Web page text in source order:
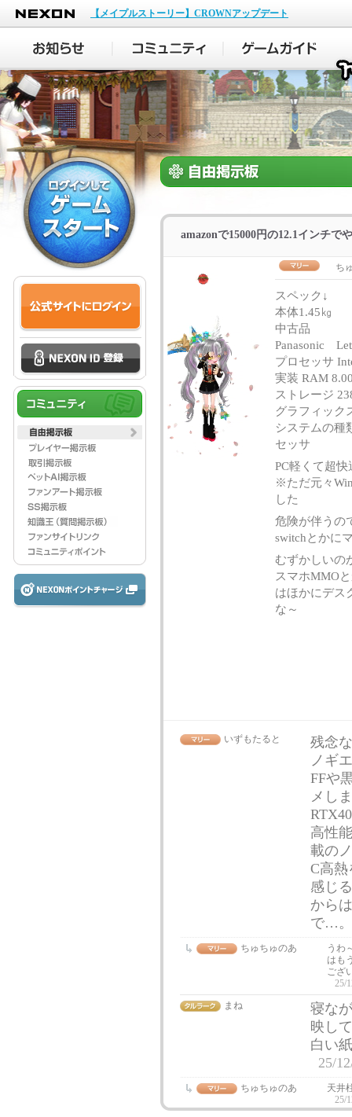
NEXON
【メイプルストーリー】CROWNアップデート
amazonで15000円の12.1インチで
ち
スペック↓
本体1.45㎏
中古品
Panasonic
プロセッサ
実装 RAM
ストレージ
グラフィック
システムの種
セッサ
PC軽くて超快
※ただ元々
した
危険が伴うの
switchとかに
むずかしいの
スマホMMO
はほかにデス
な～
いずもたると
残念
ノギ
FFや
メし
高性
載の
C高
感じ
から
で…
ちゅちゅのあ
うわ
はも
ござ
25/
まね
寝な
映し
白い
25/
ちゅちゅのあ
天井
25/